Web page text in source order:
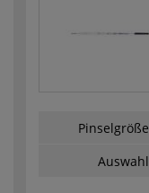
Pinselgröße
Auswahl